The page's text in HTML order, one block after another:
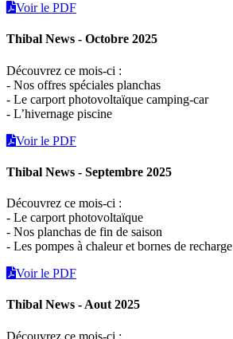
Voir le PDF
Thibal News - Octobre 2025
Découvrez ce mois-ci :
- Nos offres spéciales planchas
- Le carport photovoltaïque camping-car
- L’hivernage piscine
Voir le PDF
Thibal News - Septembre 2025
Découvrez ce mois-ci :
- Le carport photovoltaïque
- Nos planchas de fin de saison
- Les pompes à chaleur et bornes de recharge
Voir le PDF
Thibal News - Aout 2025
Découvrez ce mois-ci :